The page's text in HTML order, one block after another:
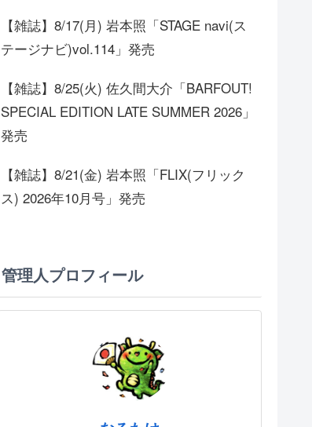
【雑誌】8/17(月) 岩本照「STAGE navi(ス
テージナビ)vol.114」発売
【雑誌】8/25(火) 佐久間大介「BARFOUT!
SPECIAL EDITION LATE SUMMER 2026」
発売
【雑誌】8/21(金) 岩本照「FLIX(フリック
ス) 2026年10月号」発売
管理人プロフィール